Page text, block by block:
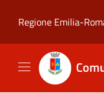
Regione Emilia-